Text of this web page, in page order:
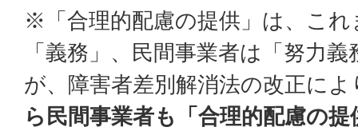
※「合理的配慮の提供」は、これ
「義務」、民間事業者は「努力
が、障害者差別解消法の改正によ
ら民間事業者も「合理的配慮の